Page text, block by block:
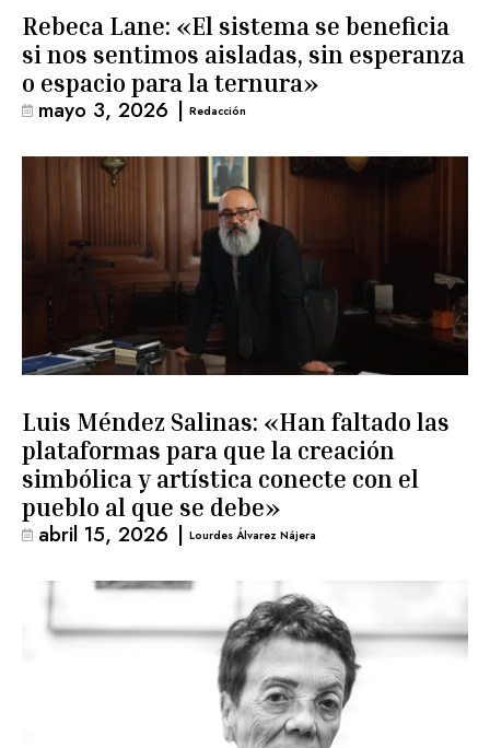
Rebeca Lane: «El sistema se beneficia
si nos sentimos aisladas, sin esperanza
o espacio para la ternura»
mayo 3, 2026 | Redacción
Luis Méndez Salinas: «Han faltado las
plataformas para que la creación
simbólica y artística conecte con el
pueblo al que se debe»
abril 15, 2026 | Lourdes Álvarez Nájera